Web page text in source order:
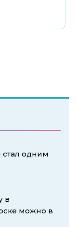
стал одним
в
можно в